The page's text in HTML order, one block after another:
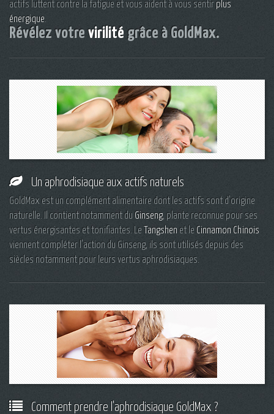
actifs luttent contre la fatigue et vous aident à vous sentirplus
énergique.
Révélez votrevirilité grâce à GoldMax.
Un aphrodisiaque aux actifs naturels
GoldMax est un complément alimentaire dont les actifs sont d'origine
naturelle. Il contient notamment du Ginseng, plante reconnue pour ses
vertus énergisantes et tonifiantes. Le
Tangshen et le Cinnamon Chinois
viennent compléter l'action du Ginseng, ils sont utilisés depuis des
siècles notamment pour leurs vertus aphrodisiaques.
Comment prendre l'aphrodisiaque GoldMax ?